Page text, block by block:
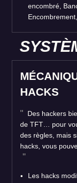
encombré,
HACKS
Des hackers
de TFT… pour
des règles, mais
hacks, vous
Les hacks